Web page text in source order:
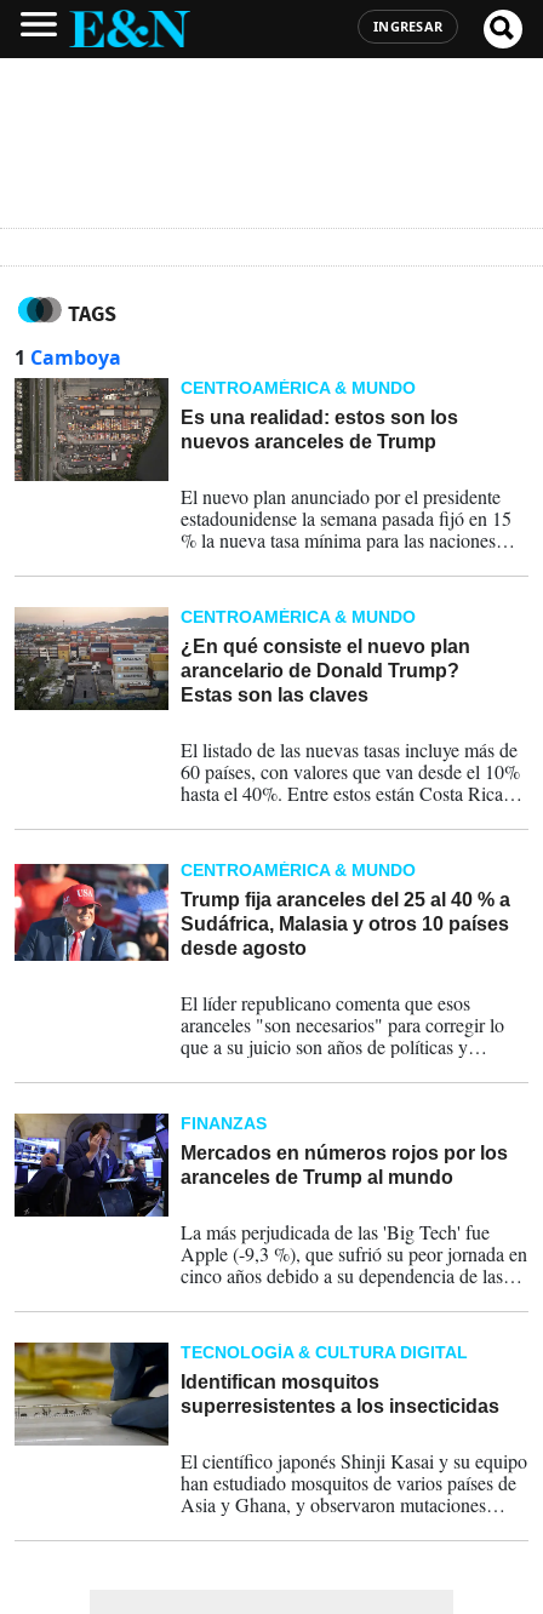
INGRESAR
TAGS
1 Camboya
CENTROAMÉRICA & MUNDO
Es una realidad: estos son los
nuevos aranceles de Trump
El nuevo plan anunciado por el presidente
estadounidense la semana pasada fijó en 15
% la nueva tasa mínima para las naciones
comercial negativa. Este grupo que abarca a
unos 40 países, entre ellos Costa Rica,
Ecuador, Venezuela o Bolivia.
CENTROAMÉRICA & MUNDO
¿En qué consiste el nuevo plan
arancelario de Donald Trump?
Estas son las claves
El listado de las nuevas tasas incluye más de
60 países, con valores que van desde el 10%
hasta el 40%. Entre estos están Costa Rica
embargo, de la región no aparecen
Guatemala, Honduras, El Salvador ni
Panamá, y, se espera que sea porque estos
continúan con el 10 % impuesto en meses
pasados.
CENTROAMÉRICA & MUNDO
Trump fija aranceles del 25 al 40 % a
Sudáfrica, Malasia y otros 10 países
desde agosto
El líder republicano comenta que esos
aranceles "son necesarios" para corregir lo
que a su juicio son años de políticas y
Estados Unidos un déficit comercial en sus
respectivos intercambios.
FINANZAS
Mercados en números rojos por los
aranceles de Trump al mundo
La más perjudicada de las 'Big Tech' fue
Apple (-9,3 %), que sufrió su peor jornada en
cinco años debido a su dependencia de las
(-9 %), Meta (-9 %), Nvidia (-7,8 %), Tesla
(-5,47 %), Alphabet (-4 %) y Microsoft (-2,3
%).
TECNOLOGÍA & CULTURA DIGITAL
Identifican mosquitos
superresistentes a los insecticidas
El científico japonés Shinji Kasai y su equipo
han estudiado mosquitos de varios países de
Asia y Ghana, y observaron mutaciones
inmunes a insecticidas ampliamente